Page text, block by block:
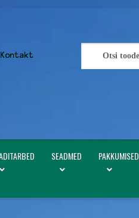
Kontakt
SEADMED PAKKUMISED